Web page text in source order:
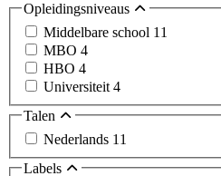
Opleidingsniveaus
Middelbare school 11
MBO 4
HBO 4
Universiteit 4
Talen
Nederlands 11
Labels